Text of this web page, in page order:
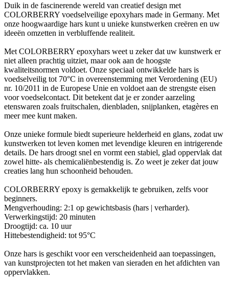
Duik in de fascinerende wereld van creatief design met
COLORBERRY voedselveilige epoxyhars made in Germany. Met
onze hoogwaardige hars kunt u unieke kunstwerken creëren en uw
ideeën omzetten in verbluffende realiteit.
Met COLORBERRY epoxyhars weet u zeker dat uw kunstwerk er
niet alleen prachtig uitziet, maar ook aan de hoogste
kwaliteitsnormen voldoet. Onze speciaal ontwikkelde hars is
voedselveilig tot 70°C in overeenstemming met Verordening (EU)
nr. 10/2011 in de Europese Unie en voldoet aan de strengste eisen
voor voedselcontact. Dit betekent dat je er zonder aarzeling
etenswaren zoals fruitschalen, dienbladen, snijplanken, etagères en
meer mee kunt maken.
Onze unieke formule biedt superieure helderheid en glans, zodat uw
kunstwerken tot leven komen met levendige kleuren en intrigerende
details. De hars droogt snel en vormt een stabiel, glad oppervlak dat
zowel hitte- als chemicaliënbestendig is. Zo weet je zeker dat jouw
creaties lang hun schoonheid behouden.
COLORBERRY epoxy is gemakkelijk te gebruiken, zelfs voor
beginners.
Mengverhouding: 2:1 op gewichtsbasis (hars | verharder).
Verwerkingstijd: 20 minuten
Droogtijd: ca. 10 uur
Hittebestendigheid: tot 95°C
Onze hars is geschikt voor een verscheidenheid aan toepassingen,
van kunstprojecten tot het maken van sieraden en het afdichten van
oppervlakken.